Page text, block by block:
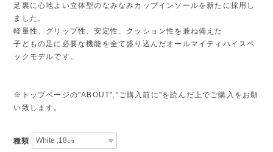
足裏に心地よい立体型のなみなみカップインソールを新たに採用し
ました。
軽量性、グリップ性、安定性、クッション性を兼ね備えた
子どもの足に必要な機能を全て盛り込んだオールマイティハイスペ
ックモデルです。
※トップページの"ABOUT","ご購入前に"を読んだ上でご購入をお願
い致します。
種類